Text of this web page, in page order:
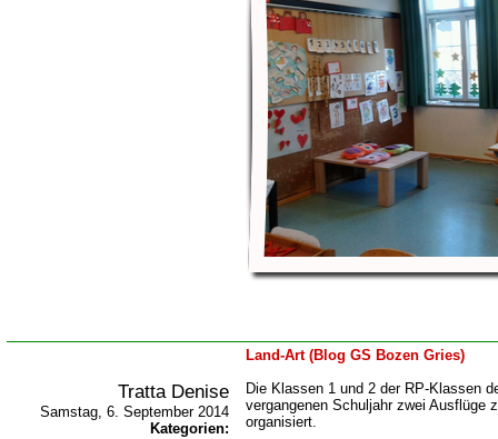
Land-Art (Blog GS Bozen Gries)
Tratta Denise
Samstag, 6. September 2014
Kategorien:
Die Klassen 1 und 2 der RP-Klassen
vergangenen Schuljahr zwei Ausflüge
organisiert.